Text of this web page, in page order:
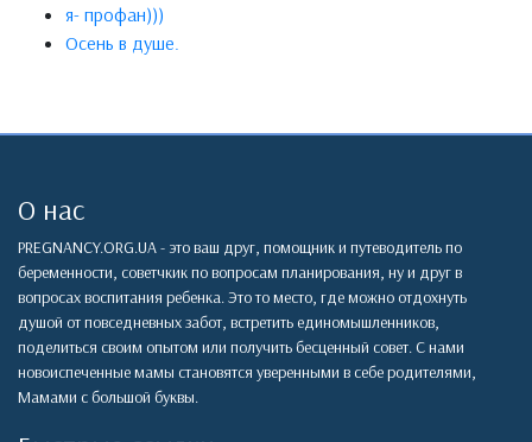
я- профан)))
Осень в душе.
О нас
PREGNANCY.ORG.UA - это ваш друг, помощник и путеводитель по
беременности, советчкик по вопросам планирования, ну и друг в
вопросах воспитания ребенка. Это то место, где можно отдохнуть
душой от повседневных забот, встретить единомышленников,
поделиться своим опытом или получить бесценный совет. С нами
новоиспеченные мамы становятся уверенными в себе родителями,
Мамами с большой буквы.